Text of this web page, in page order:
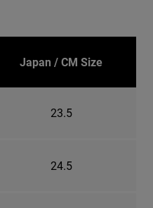
Japan / CM Size
23.5
24.5